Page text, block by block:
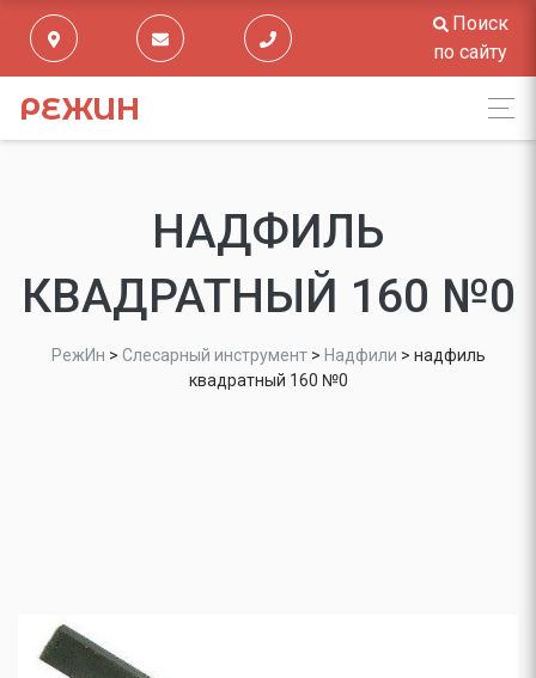
Поиск
по сайту
РЕЖИН
НАДФИЛЬ
КВАДРАТНЫЙ 160 №0
РежИн > Слесарный инструмент> Надфили > надфиль
квадратный 160 №0